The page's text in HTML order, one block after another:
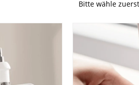
Bitte wähle